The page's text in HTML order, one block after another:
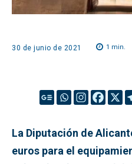
30 de junio de 2021 1 min.
La Diputación de
euros para el